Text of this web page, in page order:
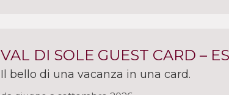
VAL DI SOLE GUEST CARD –
Il bello di una vacanza in una card.